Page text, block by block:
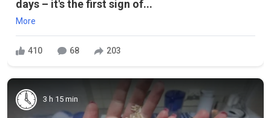
days – it's the first sign of...
More
410 68 203
3 h 15 min